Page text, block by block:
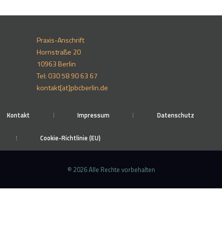
Praxis-Anschrift
Hornstraße 20
10963 Berlin
Tel: 030 58 90 63 67
kontakt[at]pbcberlin.de
Kontakt Impressum Datenschutz
Cookie-Richtlinie (EU)
© 2026 Alle Rechte vorbehalten